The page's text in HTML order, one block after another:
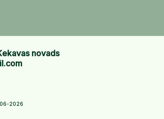
novads
2026